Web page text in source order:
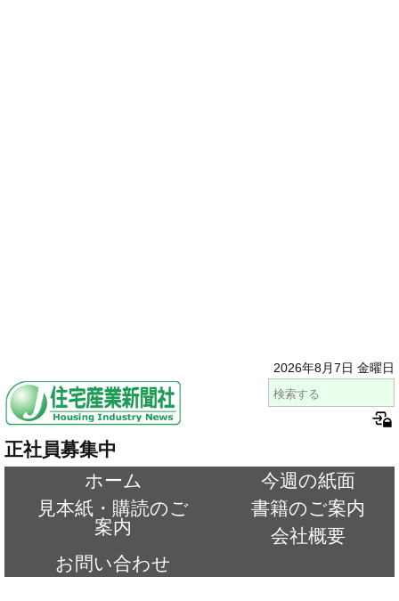
2026年8月7日 金曜日
正社員募集中
ホーム
今週の紙面
見本紙・購読のご
案内
書籍のご案内
会社概要
お問い合わせ